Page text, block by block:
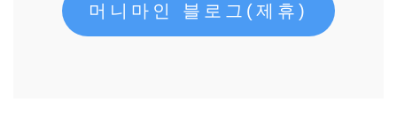
머니마인 블로그(제휴)